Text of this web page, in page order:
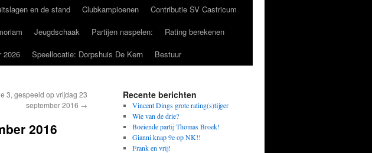
en de stand Clubkampioenen
Contributie SV Castricum
Jeugdschaak Partijen naspelen:
Rating berekenen
2026 Speellocatie: Dorpshuis De Kern Bestuur
3, gespeeld op vrijdag 23
september 2016 →
2016
Recente berichten
Vincent Dings grote rating(s)tijger
Wie van de drie?
Boeiende partij Thomas Broek!
Gianni knap 9e op NK!!
Frank en vrij!